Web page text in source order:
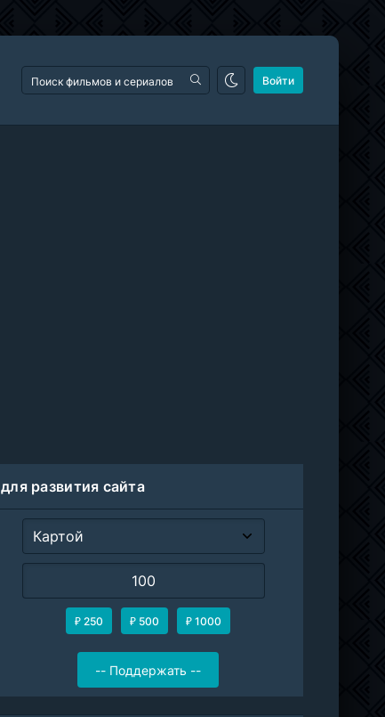
Войти
для развития сайта
₽ 250 ₽ 500 ₽ 1000